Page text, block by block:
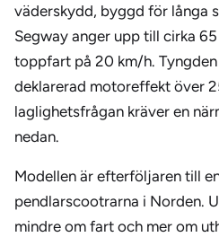
väderskydd, byggd för långa
Segway anger upp till cirka
toppfart på 20 km/h. Tyngden
deklarerad motoreffekt över
laglighetsfrågan kräver en
nedan.
Modellen är efterföljaren till
pendlarscootrarna i Norden.
mindre om fart och mer om